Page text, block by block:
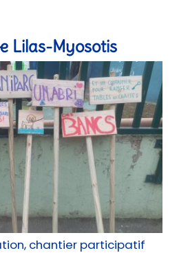
Lilas-Myosotis
chantier participatif